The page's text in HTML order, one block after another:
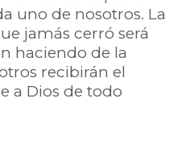
uno de nosotros. La
jamás cerró será
haciendo de la
recibirán el
a Dios de todo